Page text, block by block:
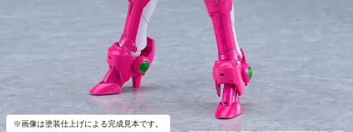
※画像は塗装仕上げによる完成見本です。